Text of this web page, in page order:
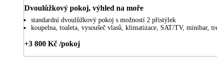
Dvoulůžkový pokoj, výhled na moře
standardní dvoulůžkový pokoj s možností 2 přistýlek
koupelna, toaleta, vysoušeč vlasů, klimatizace, SAT/TV, minibar,
+3 800 Kč /pokoj